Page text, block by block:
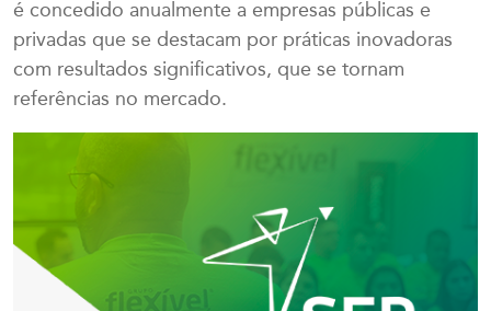
é concedido anualmente a empresas públicas e
privadas que se destacam por práticas inovadoras
com resultados significativos, que se tornam
referências no mercado.